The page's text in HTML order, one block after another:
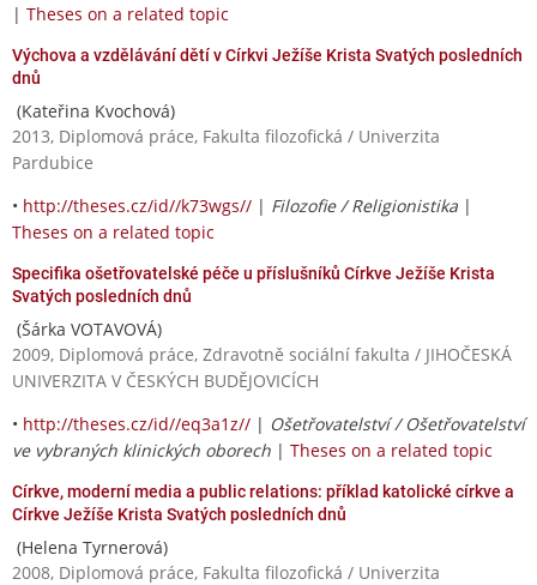
| Theses on a related topic
Výchova a vzdělávání dětí v Církvi Ježíše Krista Svatých posledních
dnů
(Kateřina Kvochová)
2013, Diplomová práce, Fakulta filozofická / Univerzita
Pardubice
• http://theses.cz/id//k73wgs// | Filozofie / Religionistika |
Theses on a related topic
Specifika ošetřovatelské péče u příslušníků Církve Ježíše Krista
Svatých posledních dnů
(Šárka VOTAVOVÁ)
2009, Diplomová práce, Zdravotně sociální fakulta / JIHOČESKÁ
UNIVERZITA V ČESKÝCH BUDĚJOVICÍCH
• http://theses.cz/id//eq3a1z// | Ošetřovatelství / Ošetřovatelství
ve vybraných klinických oborech | Theses on a related topic
Církve, moderní media a public relations: příklad katolické církve a
Církve Ježíše Krista Svatých posledních dnů
(Helena Tyrnerová)
2008, Diplomová práce, Fakulta filozofická / Univerzita